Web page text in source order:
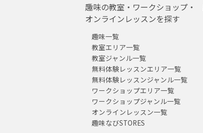
趣味の教室・ワークショップ・
オンラインレッスンを探す
趣味一覧
教室エリア一覧
教室ジャンル一覧
無料体験レッスンエリア一覧
無料体験レッスンジャンル一覧
ワークショップエリア一覧
ワークショップジャンル一覧
オンラインレッスン一覧
趣味なびSTORES